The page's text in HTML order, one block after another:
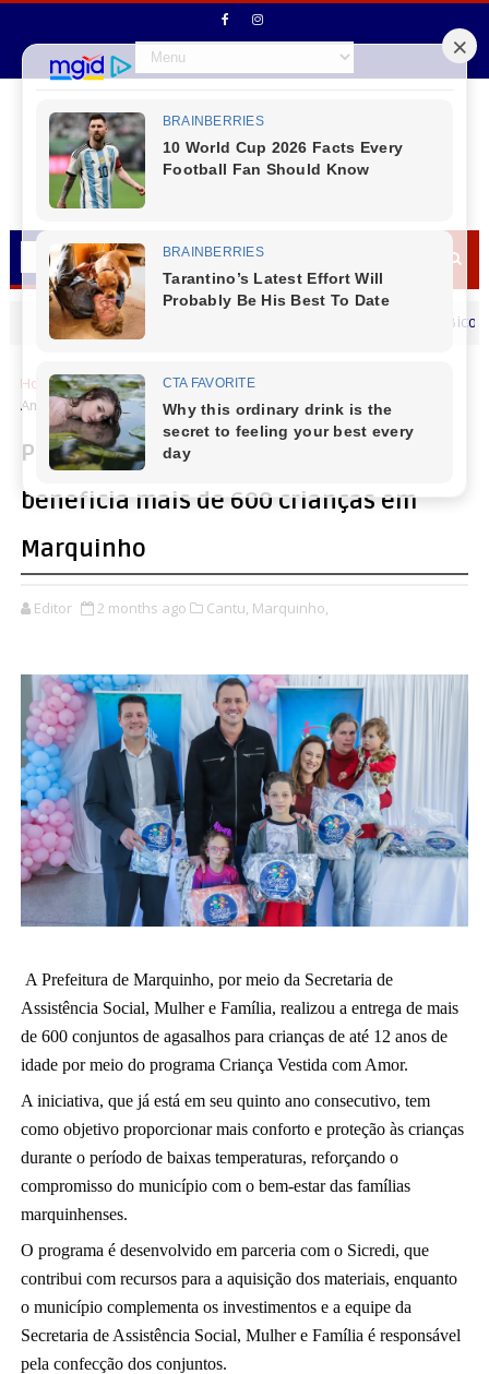
MENSAGEM DIA DOS PAIS Vice - Prefeito Ademilson Moraes (Bico)
Home Cantu Marquinho
Programa Criança Vestida com
Amor beneficia mais de 600 crianças em Marquinho
Programa Criança Vestida com Amor
beneficia mais de 600 crianças em
Marquinho
Editor 2 months ago Cantu, Marquinho,
A Prefeitura de Marquinho, por meio da Secretaria de
Assistência Social, Mulher e Família, realizou a entrega de mais
de 600 conjuntos de agasalhos para crianças de até 12 anos de
idade por meio do programa Criança Vestida com Amor.
A iniciativa, que já está em seu quinto ano consecutivo, tem
como objetivo proporcionar mais conforto e proteção às crianças
durante o período de baixas temperaturas, reforçando o
compromisso do município com o bem-estar das famílias
marquinhenses.
O programa é desenvolvido em parceria com o Sicredi, que
contribui com recursos para a aquisição dos materiais, enquanto
o município complementa os investimentos e a equipe da
Secretaria de Assistência Social, Mulher e Família é responsável
pela confecção dos conjuntos.